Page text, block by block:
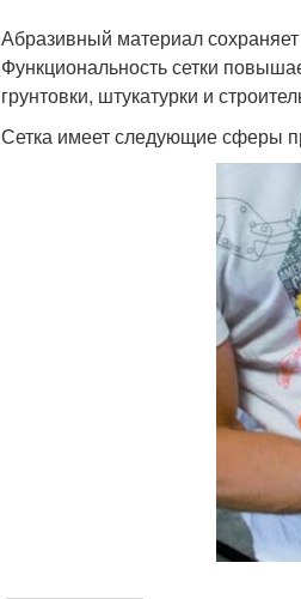
Абразивный материал сохраняет
Функциональность сетки
грунтовки, штукатурки и
Сетка имеет следующие сферы